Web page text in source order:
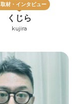
取材・インタビュー
くじら
kujira